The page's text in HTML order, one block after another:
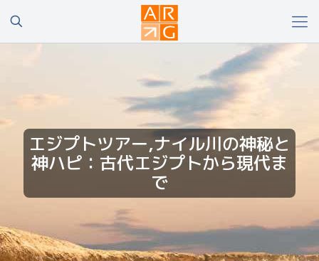
エジプトツアー,ナイル川の神秘と
神ハピ：古代エジプトから現代ま
で